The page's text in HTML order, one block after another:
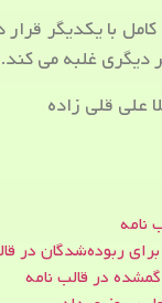
با یکدیگر
دیگری غلبه می کند.
علی قلی زاده
نامه
ربوده‌شدگان در
در قالب نامه